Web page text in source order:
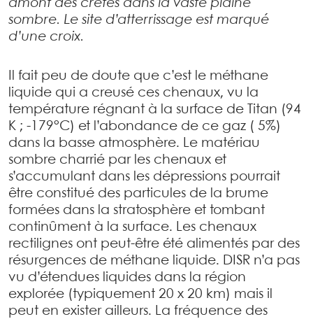
amont des crêtes dans la vaste plaine
sombre. Le site d’atterrissage est marqué
d’une croix.
Il fait peu de doute que c’est le méthane
liquide qui a creusé ces chenaux, vu la
température régnant à la surface de Titan (94
K ; -179°C) et l’abondance de ce gaz ( 5%)
dans la basse atmosphère. Le matériau
sombre charrié par les chenaux et
s’accumulant dans les dépressions pourrait
être constitué des particules de la brume
formées dans la stratosphère et tombant
continûment à la surface. Les chenaux
rectilignes ont peut-être été alimentés par des
résurgences de méthane liquide. DISR n’a pas
vu d’étendues liquides dans la région
explorée (typiquement 20 x 20 km) mais il
peut en exister ailleurs. La fréquence des